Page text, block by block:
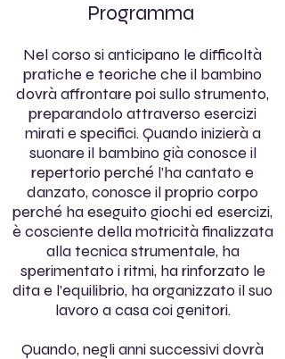
Programma
Nel corso si anticipano le difficoltà
pratiche e teoriche che il bambino
dovrà affrontare poi sullo strumento,
preparandolo attraverso esercizi
mirati e specifici. Quando inizierà a
suonare il bambino già conosce il
repertorio perché l’ha cantato e
danzato, conosce il proprio corpo
perché ha eseguito giochi ed esercizi,
è cosciente della motricità finalizzata
alla tecnica strumentale, ha
sperimentato i ritmi, ha rinforzato le
dita e l’equilibrio, ha organizzato il suo
lavoro a casa coi genitori.
Quando, negli anni successivi dovrà